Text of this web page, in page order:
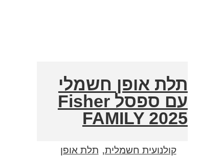
תלת אופן חשמלי
עם ספסל Fisher
FAMILY 2025
קולנועית חשמלית, תלת אופן